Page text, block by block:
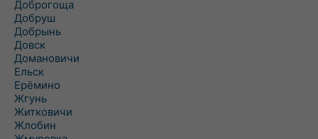
Доброгоща
Добруш
Добрынь
Довск
Домановичи
Ельск
Ерёмино
Жгунь
Житковичи
Жлобин